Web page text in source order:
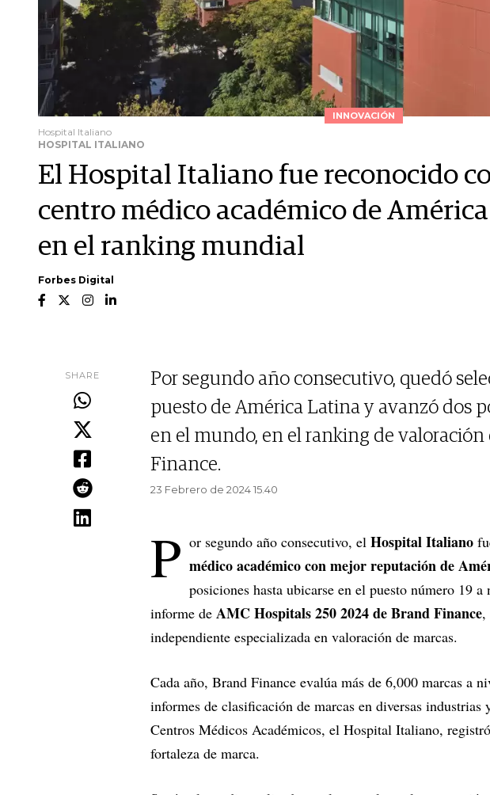
INNOVACIÓN
Hospital Italiano
HOSPITAL ITALIANO
El Hospital Italiano fue reconocido
centro médico académico de
en el ranking mundial
Forbes Digital
SHARE
Por segundo año consecutivo, quedó
puesto de América Latina y avanzó dos
en el mundo, en el ranking de valoración
Finance.
23 Febrero de 2024 15.40
P or segundo año consecutivo, el Hospital Italiano
médico académico con mejor reputación de
posiciones hasta ubicarse en el puesto número 19
informe de AMC Hospitals 250 2024 de Brand Finance,
independiente especializada en valoración de marcas.
Cada año, Brand Finance evalúa más de 6,000 marcas a
informes de clasificación de marcas en diversas industrias
Centros Médicos Académicos, el Hospital Italiano,
fortaleza de marca.